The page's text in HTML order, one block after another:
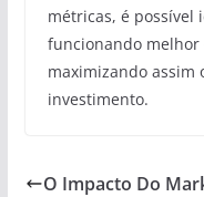
métricas, é possível
funcionando melhor
maximizando assim
investimento.
O Impacto Do